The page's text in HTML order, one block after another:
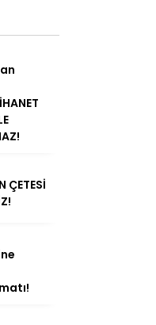
ÇETESİ